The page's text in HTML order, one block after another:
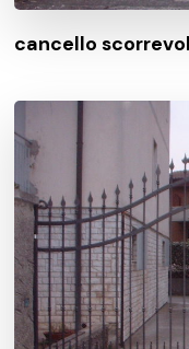
cancello